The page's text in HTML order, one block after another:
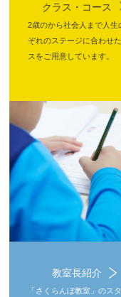
クラス・コース
2歳のから社会人まで人生
ぞれのステージに合わせ
スをご用意しています。
教室長紹介
「さくらんぼ教室」のス